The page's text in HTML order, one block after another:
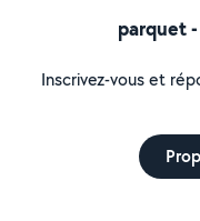
parquet
Inscrivez-vous et